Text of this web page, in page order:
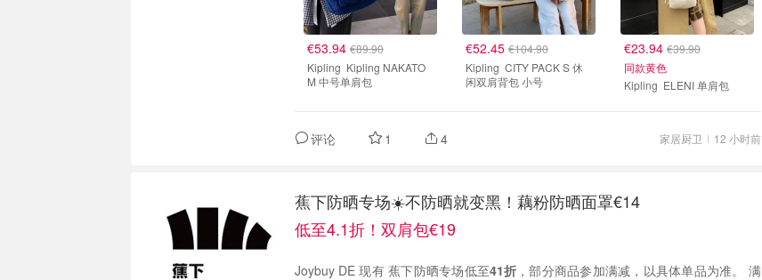
€53.94 €89.90
Kipling Kipling NAKATO
M 中号单肩包
€52.45 €104.90
Kipling CITY PACK S 休
闲双肩背包 小号
€23.94 €39.90
同款黄色
Kipling ELENI 单肩包
评论 1 4 家居厨卫 12 小时前
蕉下防晒专场☀️不防晒就变黑！藕粉防晒面罩€14
低至4.1折！双肩包€19
Joybuy DE 现有 蕉下防晒专场低至41折 ，部分商品参加满减，以具体单品为准。 满